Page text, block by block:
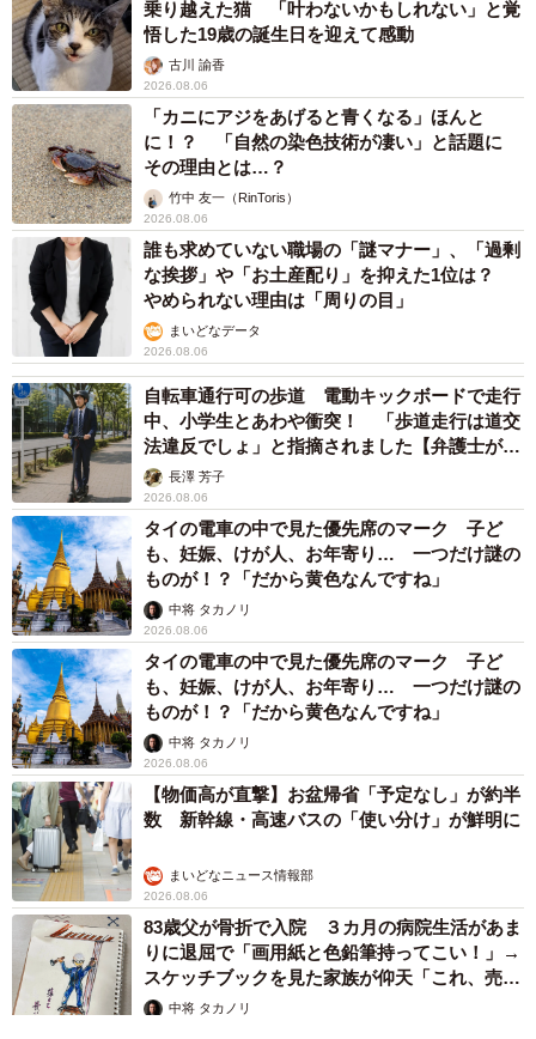
乗り越えた猫 「叶わないかもしれない」と覚
悟した19歳の誕生日を迎えて感動
古川 諭香
2026.08.06
「カニにアジをあげると青くなる」ほんと
に！？ 「自然の染色技術が凄い」と話題に
その理由とは…？
竹中 友一（RinToris）
2026.08.06
誰も求めていない職場の「謎マナー」、「過剰
な挨拶」や「お土産配り」を抑えた1位は？
やめられない理由は「周りの目」
まいどなデータ
2026.08.06
自転車通行可の歩道 電動キックボードで走行
中、小学生とあわや衝突！ 「歩道走行は道交
法違反でしょ」と指摘されました【弁護士が解
説】長澤 芳子
2026.08.06
タイの電車の中で見た優先席のマーク 子ど
も、妊娠、けが人、お年寄り… 一つだけ謎の
ものが！？「だから黄色なんですね」
中将 タカノリ
2026.08.06
タイの電車の中で見た優先席のマーク 子ど
も、妊娠、けが人、お年寄り… 一つだけ謎の
ものが！？「だから黄色なんですね」
中将 タカノリ
2026.08.06
【物価高が直撃】お盆帰省「予定なし」が約半
数 新幹線・高速バスの「使い分け」が鮮明に
まいどなニュース情報部
2026.08.06
83歳父が骨折で入院 ３カ月の病院生活があま
りに退屈で「画用紙と色鉛筆持ってこい！」→
スケッチブックを見た家族が仰天「これ、売れ
ますよ…」
中将 タカノリ